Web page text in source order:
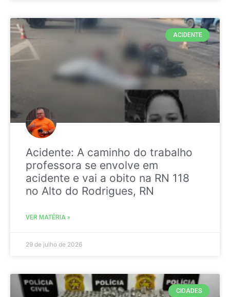
ACIDENTE
Acidente: A caminho do trabalho
professora se envolve em
acidente e vai a obito na RN 118
no Alto do Rodrigues, RN
VER MATÉRIA »
29 de julho de 2026
CIDADES